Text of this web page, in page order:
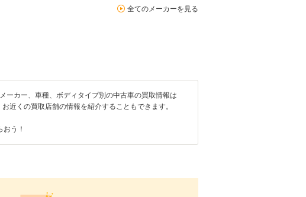
全てのメーカーを見る
ーカー、車種、ボディタイプ別の中古車の買取情報は
近くの買取店舗の情報を紹介することもできます。
う！